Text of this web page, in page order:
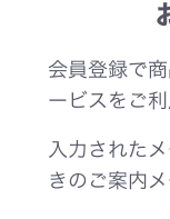
会員登録で
ービスをご利
入力された
きのご案内メ